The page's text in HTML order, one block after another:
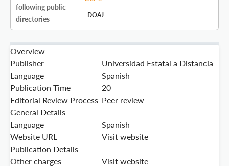
following public
directories
DOAJ
Overview
Publisher
Universidad Estatal a Distancia
Language
Spanish
Publication Time
20
Editorial Review Process Peer review
General Details
Language
Spanish
Website URL
Visit website
Publication Details
Other charges
Visit website